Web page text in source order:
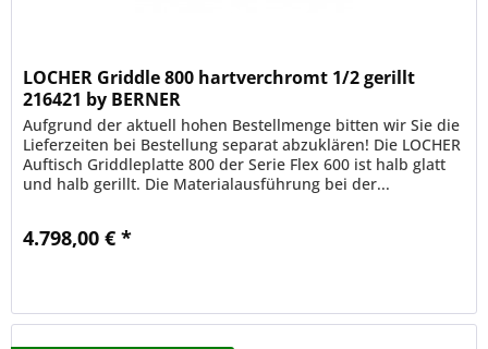
LOCHER Griddle 800 hartverchromt 1/2 gerillt
216421 by BERNER
Aufgrund der aktuell hohen Bestellmenge bitten wir Sie die
Lieferzeiten bei Bestellung separat abzuklären! Die LOCHER
Auftisch Griddleplatte 800 der Serie Flex 600 ist halb glatt
und halb gerillt. Die Materialausführung bei der...
4.798,00 € *